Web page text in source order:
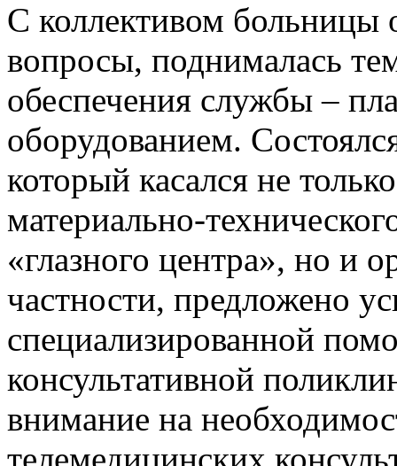
С коллективом больницы
вопросы, поднималась
обеспечения службы –
оборудованием.
который касался не
материально-
«глазного центра», но и
частности, предложено
специализированной
консультативной
внимание на